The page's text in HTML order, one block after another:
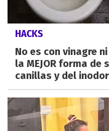
HACKS
No es con vinagre
la MEJOR forma
canillas y del